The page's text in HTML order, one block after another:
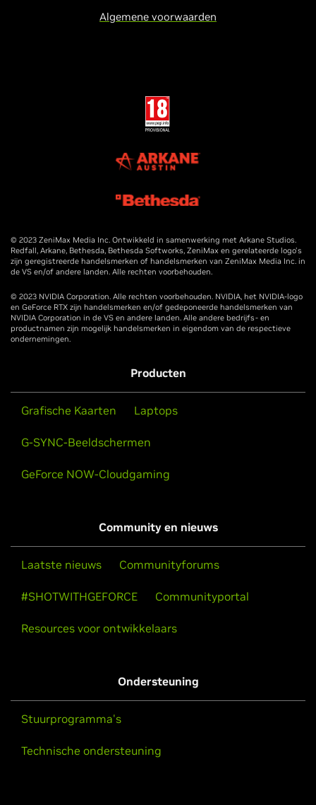
Algemene voorwaarden
© 2023 ZeniMax Media Inc. Ontwikkeld in samenwerking met Arkane Studios.
Redfall, Arkane, Bethesda, Bethesda Softworks, ZeniMax en gerelateerde logo's
zijn geregistreerde handelsmerken of handelsmerken van ZeniMax Media Inc. in
de VS en/of andere landen. Alle rechten voorbehouden.
© 2023 NVIDIA Corporation. Alle rechten voorbehouden. NVIDIA, het NVIDIA-logo
en GeForce RTX zijn handelsmerken en/of gedeponeerde handelsmerken van
NVIDIA Corporation in de VS en andere landen. Alle andere bedrijfs- en
productnamen zijn mogelijk handelsmerken in eigendom van de respectieve
ondernemingen.
Producten
Grafische Kaarten Laptops
G-SYNC-Beeldschermen
GeForce NOW-Cloudgaming
Community en nieuws
Laatste nieuws Communityforums
#SHOTWITHGEFORCE Communityportal
Resources voor ontwikkelaars
Ondersteuning
Stuurprogramma's
Technische ondersteuning